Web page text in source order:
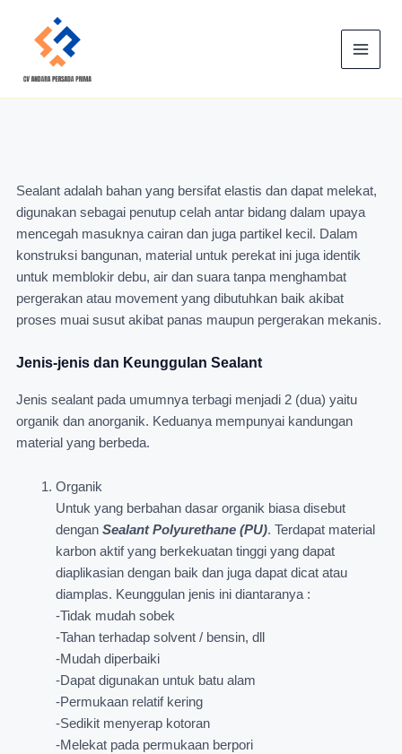
content
Menu
Sealant adalah bahan yang bersifat elastis dan dapat melekat,
digunakan sebagai penutup celah antar bidang dalam upaya
mencegah masuknya cairan dan juga partikel kecil. Dalam
konstruksi bangunan, material untuk perekat ini juga identik
untuk memblokir debu, air dan suara tanpa menghambat
pergerakan atau movement yang dibutuhkan baik akibat
proses muai susut akibat panas maupun pergerakan mekanis.
Jenis-jenis dan Keunggulan Sealant
Jenis sealant pada umumnya terbagi menjadi 2 (dua) yaitu
organik dan anorganik. Keduanya mempunyai kandungan
material yang berbeda.
Organik
Untuk yang berbahan dasar organik biasa disebut
dengan Sealant Polyurethane (PU). Terdapat material
karbon aktif yang berkekuatan tinggi yang dapat
diaplikasian dengan baik dan juga dapat dicat atau
diamplas. Keunggulan jenis ini diantaranya :
-Tidak mudah sobek
-Tahan terhadap solvent / bensin, dll
-Mudah diperbaiki
-Dapat digunakan untuk batu alam
-Permukaan relatif kering
-Sedikit menyerap kotoran
-Melekat pada permukaan berpori